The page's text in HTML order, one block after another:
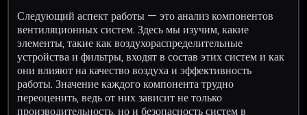
Следующий аспект работы — это анализ компонентов
вентиляционных систем. Здесь мы изучим, какие
элементы, такие как воздухораспределительные
устройства и фильтры, входят в состав этих систем и как
они влияют на качество воздуха и эффективность
работы. Значение каждого компонента трудно
переоценить, ведь от них зависит не только
производительность, но и безопасность систем в